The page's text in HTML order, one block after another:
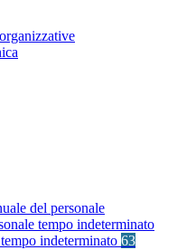
del personale
tempo indeterminato
indeterminato 63